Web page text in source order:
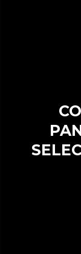
CONTROL TÁCTIL Y